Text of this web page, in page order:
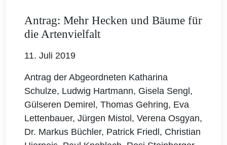
Antrag: Mehr Hecken und Bäume für
die Artenvielfalt
11. Juli 2019
Antrag der Abgeordneten Katharina
Schulze, Ludwig Hartmann, Gisela Sengl,
Gülseren Demirel, Thomas Gehring, Eva
Lettenbauer, Jürgen Mistol, Verena Osgyan,
Dr. Markus Büchler, Patrick Friedl, Christian